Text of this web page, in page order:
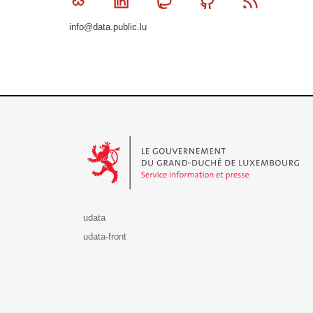
info@data.public.lu
udata
udata-front